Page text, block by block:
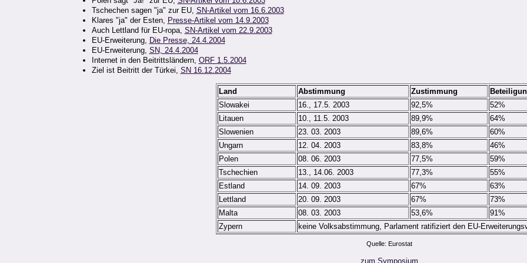
Tschechen sagen "ja" zur EU, SN-Artikel vom 16.6.2003
Klares "ja" der Esten, Presse-Artikel vom 14.9.2003
Auch Lettland für EU-ropa, SN-Artikel vom 22.9.2003
EU-Erweiterung, Die Presse, 24.4.2004
EU-Erweiterung, SN, 24.4.2004
Internet in den Beitrittsländern, ORF 1.5.2004
Ziel ist Beitritt der Türkei, SN 16.12.2004
Land Abstimmung Zustimmung
Slowakei
16., 17.5. 2003 92,5%
52%
Litauen
10., 11.5. 2003 89,9%
64%
Slowenien
23. 03. 2003 89,6%
60%
Ungarn
12. 04. 2003 83,8%
46%
Polen
08. 06. 2003 77,5%
59%
Tschechien
13., 14.06. 2003 77,3%
55%
Estland
14. 09. 2003 67%
63%
Lettland
20. 09. 2003 67%
73%
Malta
08. 03. 2003 53,6%
91%
Zypern
keine Volksabstimmung, Parlament ratifiziert den EU-
Quelle: Eurostat
zum Symposium